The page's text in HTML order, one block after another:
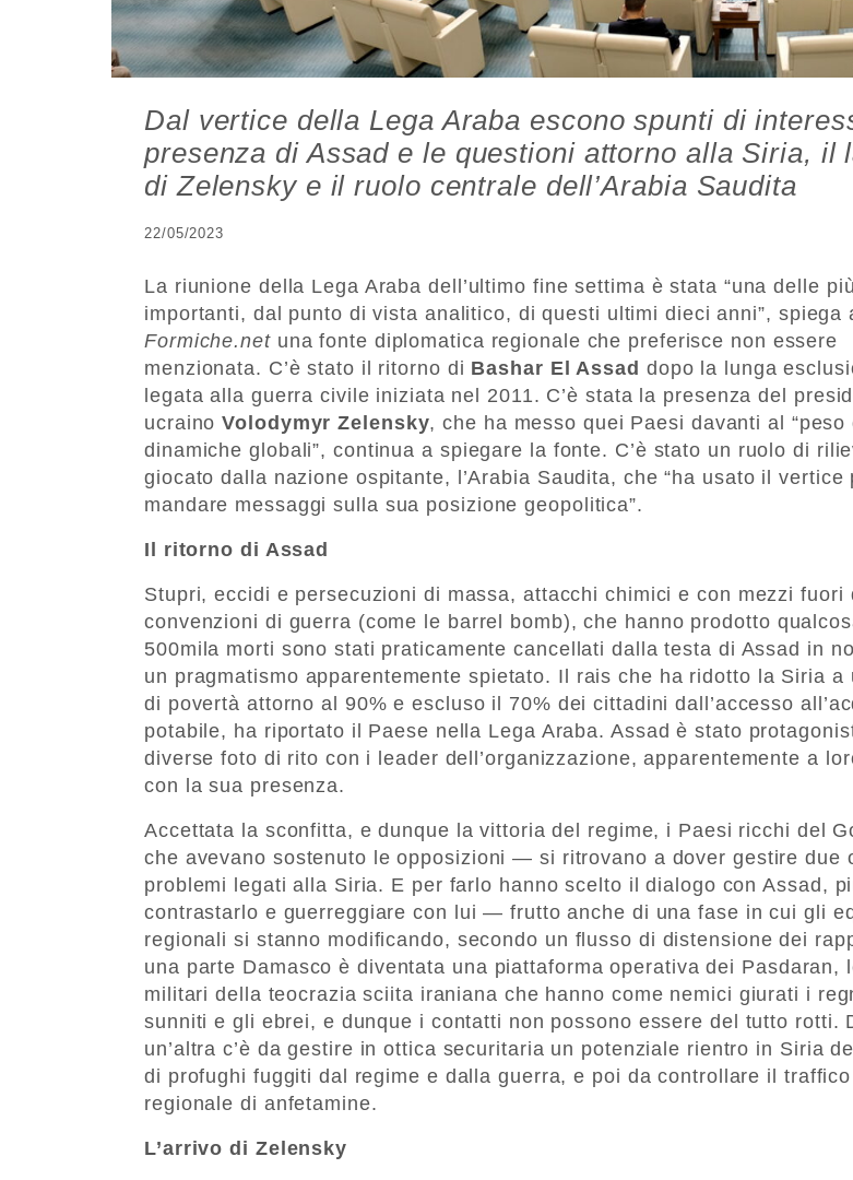
Dal vertice della Lega Araba escono spunti di
presenza di Assad e le questioni attorno alla Siria, il
di Zelensky e il ruolo centrale dell’Arabia Saudita
22/05/2023
La riunione della Lega Araba dell’ultimo fine settima è stata “una delle più
importanti, dal punto di vista analitico, di questi ultimi dieci anni”, spiega
Formiche.netuna fonte diplomatica regionale che preferisce non essere
menzionata. C’è stato il ritorno di Bashar El Assad dopo la lunga
legata alla guerra civile iniziata nel 2011. C’è stata la presenza del
ucrainoVolodymyr Zelensky, che ha messo quei Paesi davanti al “peso
dinamiche globali”, continua a spiegare la fonte. C’è stato un ruolo di
giocato dalla nazione ospitante, l’Arabia Saudita, che “ha usato il vertice
mandare messaggi sulla sua posizione geopolitica”.
Il ritorno di Assad
Stupri, eccidi e persecuzioni di massa, attacchi chimici e con mezzi fuori
convenzioni di guerra (come le barrel bomb), che hanno prodotto
500mila morti sono stati praticamente cancellati dalla testa di Assad in
un pragmatismo apparentemente spietato. Il rais che ha ridotto la Siria a
di povertà attorno al 90% e escluso il 70% dei cittadini dall’accesso
potabile, ha riportato il Paese nella Lega Araba. Assad è stato
diverse foto di rito con i leader dell’organizzazione, apparentemente a
con la sua presenza.
Accettata la sconfitta, e dunque la vittoria del regime, i Paesi ricchi del
che avevano sostenuto le opposizioni — si ritrovano a dover gestire due
problemi legati alla Siria. E per farlo hanno scelto il dialogo con Assad,
contrastarlo e guerreggiare con lui — frutto anche di una fase in cui gli
regionali si stanno modificando, secondo un flusso di distensione dei
una parte Damasco è diventata una piattaforma operativa dei Pasdaran,
militari della teocrazia sciita iraniana che hanno come nemici giurati i
sunniti e gli ebrei, e dunque i contatti non possono essere del tutto rotti.
un’altra c’è da gestire in ottica securitaria un potenziale rientro in Siria
di profughi fuggiti dal regime e dalla guerra, e poi da controllare il traffico
regionale di anfetamine.
L’arrivo di Zelensky